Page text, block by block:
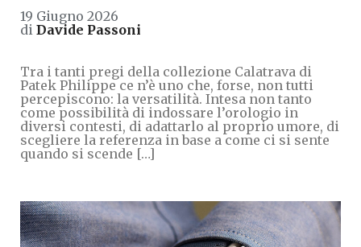
19 Giugno 2026
di Davide Passoni
Tra i tanti pregi della collezione Calatrava di
Patek Philippe ce n’è uno che, forse, non tutti
percepiscono: la versatilità. Intesa non tanto
come possibilità di indossare l’orologio in
diversi contesti, di adattarlo al proprio umore, di
scegliere la referenza in base a come ci si sente
quando si scende […]